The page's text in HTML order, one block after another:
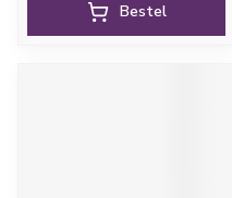
Bestel